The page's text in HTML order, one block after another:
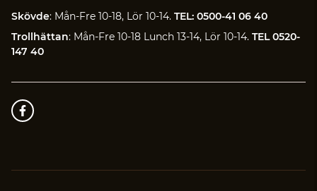
Skövde: Mån-Fre 10-18, Lör 10-14. TEL: 0500-41 06 40
Trollhättan: Mån-Fre 10-18 Lunch 13-14, Lör 10-14. TEL 0520-
147 40